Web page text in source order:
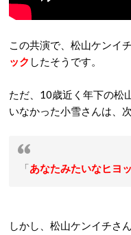
この共演で、松山ケンイ
ック したそうです。
ただ、10歳近く年下の松
いなかった小雪さんは、
「あなたみたいなヒヨ
しかし、松山ケンイチさ